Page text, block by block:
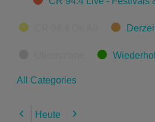
All Categories
Previous
Heute Next